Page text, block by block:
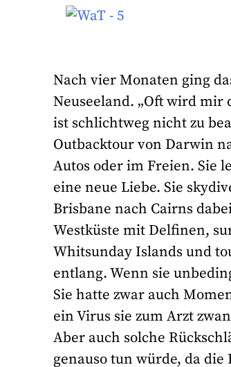
Nach vier Monaten ging
Neuseeland. „Oft wird mir
ist schlichtweg nicht zu
Outbacktour von Darwin
Autos oder im Freien. Sie
eine neue Liebe. Sie
Brisbane nach Cairns
Westküste mit Delfinen,
Whitsunday Islands und
entlang. Wenn sie
Sie hatte zwar auch
ein Virus sie zum Arzt
Aber auch solche
genauso tun würde, da